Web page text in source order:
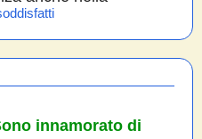
innamorato di